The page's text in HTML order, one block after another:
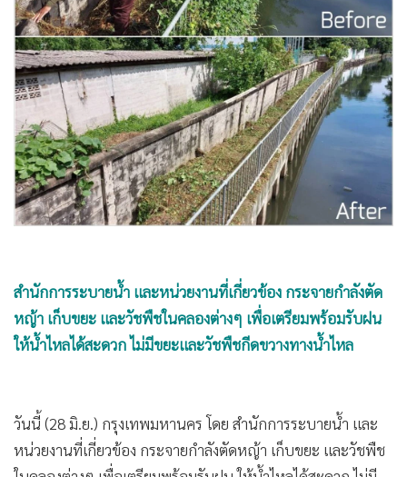
• ท่องเที่ยว
• กีฬา
• ต่างประเทศ
Special Scoop
• เศรษฐกิจ-ธุรกิจ
• จีน
• ชุมชน-คุณภาพชีวิต
• อาชญากรรม
วิทยาศาสตร์
• SMEs
• กองทุนรวม
• Celeb Online
สำนักการระบายน้ำ และหน่วยงานที่เกี่ยวข้อง กระจายกำลังตัด
หญ้า เก็บขยะ และวัชพืชในคลองต่างๆ เพื่อเตรียมพร้อมรับฝน
ให้น้ำไหลได้สะดวก ไม่มีขยะและวัชพืชกีดขวางทางน้ำไหล
วันนี้ (28 มิ.ย.) กรุงเทพมหานคร โดย สำนักการระบายน้ำ และ
หน่วยงานที่เกี่ยวข้อง กระจายกำลังตัดหญ้า เก็บขยะ และวัชพืช